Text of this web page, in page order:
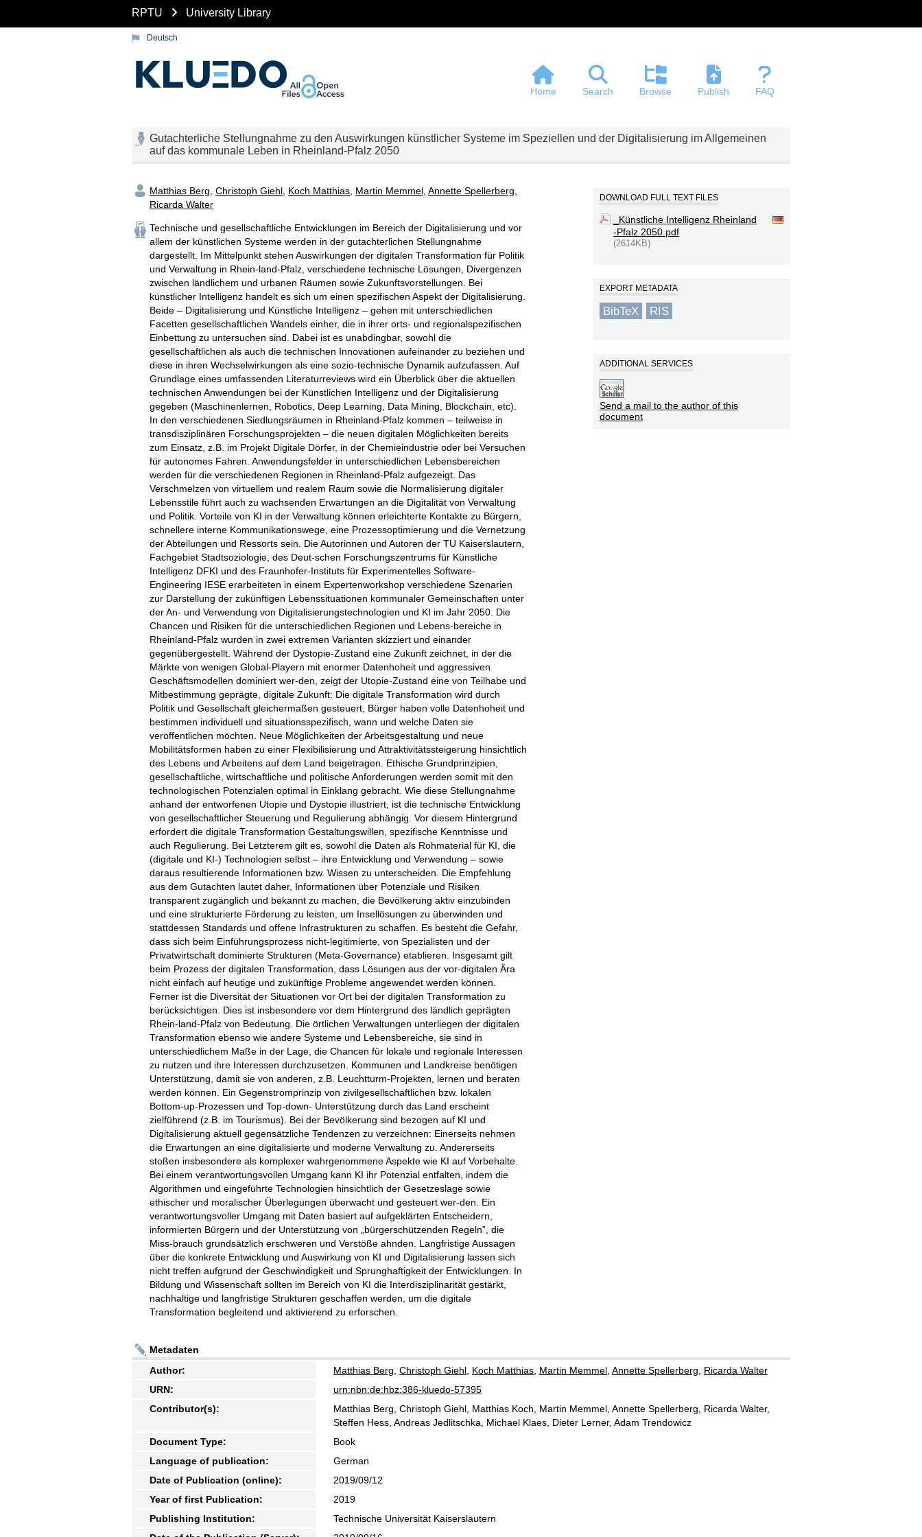
RPTU University Library
Deutsch
Home Search Browse Publish FAQ
Gutachterliche Stellungnahme zu den Auswirkungen künstlicher Systeme im Speziellen und der Digitalisierung im Allgemeinen
auf das kommunale Leben in Rheinland-Pfalz 2050
Matthias Berg Christoph Giehl Koch Matthias Martin Memmel Annette Spellerberg
Ricarda Walter
Technische und gesellschaftliche Entwicklungen im Bereich der Digitalisierung und vor
allem der künstlichen Systeme werden in der gutachterlichen Stellungnahme
dargestellt. Im Mittelpunkt stehen Auswirkungen der digitalen Transformation für Politik
und Verwaltung in Rhein-land-Pfalz, verschiedene technische Lösungen, Divergenzen
zwischen ländlichem und urbanen Räumen sowie Zukunftsvorstellungen. Bei
künstlicher Intelligenz handelt es sich um einen spezifischen Aspekt der Digitalisierung.
Beide – Digitalisierung und Künstliche Intelligenz – gehen mit unterschiedlichen
Facetten gesellschaftlichen Wandels einher, die in ihrer orts- und regionalspezifischen
Einbettung zu untersuchen sind. Dabei ist es unabdingbar, sowohl die
gesellschaftlichen als auch die technischen Innovationen aufeinander zu beziehen und
diese in ihren Wechselwirkungen als eine sozio-technische Dynamik aufzufassen. Auf
Grundlage eines umfassenden Literaturreviews wird ein Überblick über die aktuellen
technischen Anwendungen bei der Künstlichen Intelligenz und der Digitalisierung
gegeben (Maschinenlernen, Robotics, Deep Learning, Data Mining, Blockchain, etc).
In den verschiedenen Siedlungsräumen in Rheinland-Pfalz kommen – teilweise in
transdisziplinären Forschungsprojekten – die neuen digitalen Möglichkeiten bereits
zum Einsatz, z.B. im Projekt Digitale Dörfer, in der Chemieindustrie oder bei Versuchen
für autonomes Fahren. Anwendungsfelder in unterschiedlichen Lebensbereichen
werden für die verschiedenen Regionen in Rheinland-Pfalz aufgezeigt. Das
Verschmelzen von virtuellem und realem Raum sowie die Normalisierung digitaler
Lebensstile führt auch zu wachsenden Erwartungen an die Digitalität von Verwaltung
und Politik. Vorteile von KI in der Verwaltung können erleichterte Kontakte zu Bürgern,
schnellere interne Kommunikationswege, eine Prozessoptimierung und die Vernetzung
der Abteilungen und Ressorts sein. Die Autorinnen und Autoren der TU Kaiserslautern,
Fachgebiet Stadtsoziologie, des Deut-schen Forschungszentrums für Künstliche
Intelligenz DFKI und des Fraunhofer-Instituts für Experimentelles Software-
Engineering IESE erarbeiteten in einem Expertenworkshop verschiedene Szenarien
zur Darstellung der zukünftigen Lebenssituationen kommunaler Gemeinschaften unter
der An- und Verwendung von Digitalisierungstechnologien und KI im Jahr 2050. Die
Chancen und Risiken für die unterschiedlichen Regionen und Lebens-bereiche in
Rheinland-Pfalz wurden in zwei extremen Varianten skizziert und einander
gegenübergestellt. Während der Dystopie-Zustand eine Zukunft zeichnet, in der die
Märkte von wenigen Global-Playern mit enormer Datenhoheit und aggressiven
Geschäftsmodellen dominiert wer-den, zeigt der Utopie-Zustand eine von Teilhabe und
Mitbestimmung geprägte, digitale Zukunft: Die digitale Transformation wird durch
Politik und Gesellschaft gleichermaßen gesteuert, Bürger haben volle Datenhoheit und
bestimmen individuell und situationsspezifisch, wann und welche Daten sie
veröffentlichen möchten. Neue Möglichkeiten der Arbeitsgestaltung und neue
Mobilitätsformen haben zu einer Flexibilisierung und Attraktivitätssteigerung hinsichtlich
des Lebens und Arbeitens auf dem Land beigetragen. Ethische Grundprinzipien,
gesellschaftliche, wirtschaftliche und politische Anforderungen werden somit mit den
technologischen Potenzialen optimal in Einklang gebracht. Wie diese Stellungnahme
anhand der entworfenen Utopie und Dystopie illustriert, ist die technische Entwicklung
von gesellschaftlicher Steuerung und Regulierung abhängig. Vor diesem Hintergrund
erfordert die digitale Transformation Gestaltungswillen, spezifische Kenntnisse und
auch Regulierung. Bei Letzterem gilt es, sowohl die Daten als Rohmaterial für KI, die
(digitale und KI-) Technologien selbst – ihre Entwicklung und Verwendung – sowie
daraus resultierende Informationen bzw. Wissen zu unterscheiden. Die Empfehlung
aus dem Gutachten lautet daher, Informationen über Potenziale und Risiken
transparent zugänglich und bekannt zu machen, die Bevölkerung aktiv einzubinden
und eine strukturierte Förderung zu leisten, um Insellösungen zu überwinden und
stattdessen Standards und offene Infrastrukturen zu schaffen. Es besteht die Gefahr,
dass sich beim Einführungsprozess nicht-legitimierte, von Spezialisten und der
Privatwirtschaft dominierte Strukturen (Meta-Governance) etablieren. Insgesamt gilt
beim Prozess der digitalen Transformation, dass Lösungen aus der vor-digitalen Ära
nicht einfach auf heutige und zukünftige Probleme angewendet werden können.
Ferner ist die Diversität der Situationen vor Ort bei der digitalen Transformation zu
berücksichtigen. Dies ist insbesondere vor dem Hintergrund des ländlich geprägten
Rhein-land-Pfalz von Bedeutung. Die örtlichen Verwaltungen unterliegen der digitalen
Transformation ebenso wie andere Systeme und Lebensbereiche, sie sind in
unterschiedlichem Maße in der Lage, die Chancen für lokale und regionale Interessen
zu nutzen und ihre Interessen durchzusetzen. Kommunen und Landkreise benötigen
Unterstützung, damit sie von anderen, z.B. Leuchtturm-Projekten, lernen und beraten
werden können. Ein Gegenstromprinzip von zivilgesellschaftlichen bzw. lokalen
Bottom-up-Prozessen und Top-down- Unterstützung durch das Land erscheint
zielführend (z.B. im Tourismus). Bei der Bevölkerung sind bezogen auf KI und
Digitalisierung aktuell gegensätzliche Tendenzen zu verzeichnen: Einerseits nehmen
die Erwartungen an eine digitalisierte und moderne Verwaltung zu. Andererseits
stoßen insbesondere als komplexer wahrgenommene Aspekte wie KI auf Vorbehalte.
Bei einem verantwortungsvollen Umgang kann KI ihr Potenzial entfalten, indem die
Algorithmen und eingeführte Technologien hinsichtlich der Gesetzeslage sowie
ethischer und moralischer Überlegungen überwacht und gesteuert wer-den. Ein
verantwortungsvoller Umgang mit Daten basiert auf aufgeklärten Entscheidern,
informierten Bürgern und der Unterstützung von „bürgerschützenden Regeln”, die
Miss-brauch grundsätzlich erschweren und Verstöße ahnden. Langfristige Aussagen
über die konkrete Entwicklung und Auswirkung von KI und Digitalisierung lassen sich
nicht treffen aufgrund der Geschwindigkeit und Sprunghaftigkeit der Entwicklungen. In
Bildung und Wissenschaft sollten im Bereich von KI die Interdisziplinarität gestärkt,
nachhaltige und langfristige Strukturen geschaffen werden, um die digitale
Transformation begleitend und aktivierend zu erforschen.
DOWNLOAD FULL TEXT FILES
_Künstliche Intelligenz Rheinland
-Pfalz 2050.pdf
(2614KB)
EXPORT METADATA
BibTeX RIS
ADDITIONAL SERVICES
Send a mail to the author of this
document
Metadaten
Author:
Matthias Berg Christoph Giehl Koch Matthias Martin Memmel Annette Spellerberg
Ricarda Walter
URN:
urn:nbn:de:hbz:386-kluedo-57395
Contributor(s):
Matthias Berg, Christoph Giehl, Matthias Koch, Martin Memmel, Annette Spellerberg, Ricarda Walter,
Steffen Hess, Andreas Jedlitschka, Michael Klaes, Dieter Lerner, Adam Trendowicz
Document Type:
Book
Language of publication:
German
Date of Publication (online):
2019/09/12
Year of first Publication:
2019
Publishing Institution:
Technische Universität Kaiserslautern